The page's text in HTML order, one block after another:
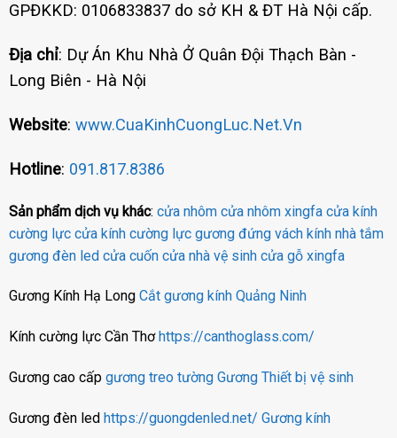
GPĐKKD: 0106833837 do sở KH & ĐT Hà Nội cấp.
Địa chỉ: Dự Án Khu Nhà Ở Quân Đội Thạch Bàn -
Long Biên - Hà Nội
Website: www.CuaKinhCuongLuc.Net.Vn
Hotline: 091.817.8386
Sản phẩm dịch vụ khác: cửa nhôm cửa nhôm xingfa cửa kính
cường lực cửa kính cường lực gương đứng vách kính nhà tắm
gương đèn led cửa cuốn cửa nhà vệ sinh cửa gỗ xingfa
Gương Kính Hạ Long Cắt gương kính Quảng Ninh
Kính cường lực Cần Thơ https://canthoglass.com/
Gương cao cấp gương treo tường Gương Thiết bị vệ sinh
Gương đèn led https://guongdenled.net/ Gương kính